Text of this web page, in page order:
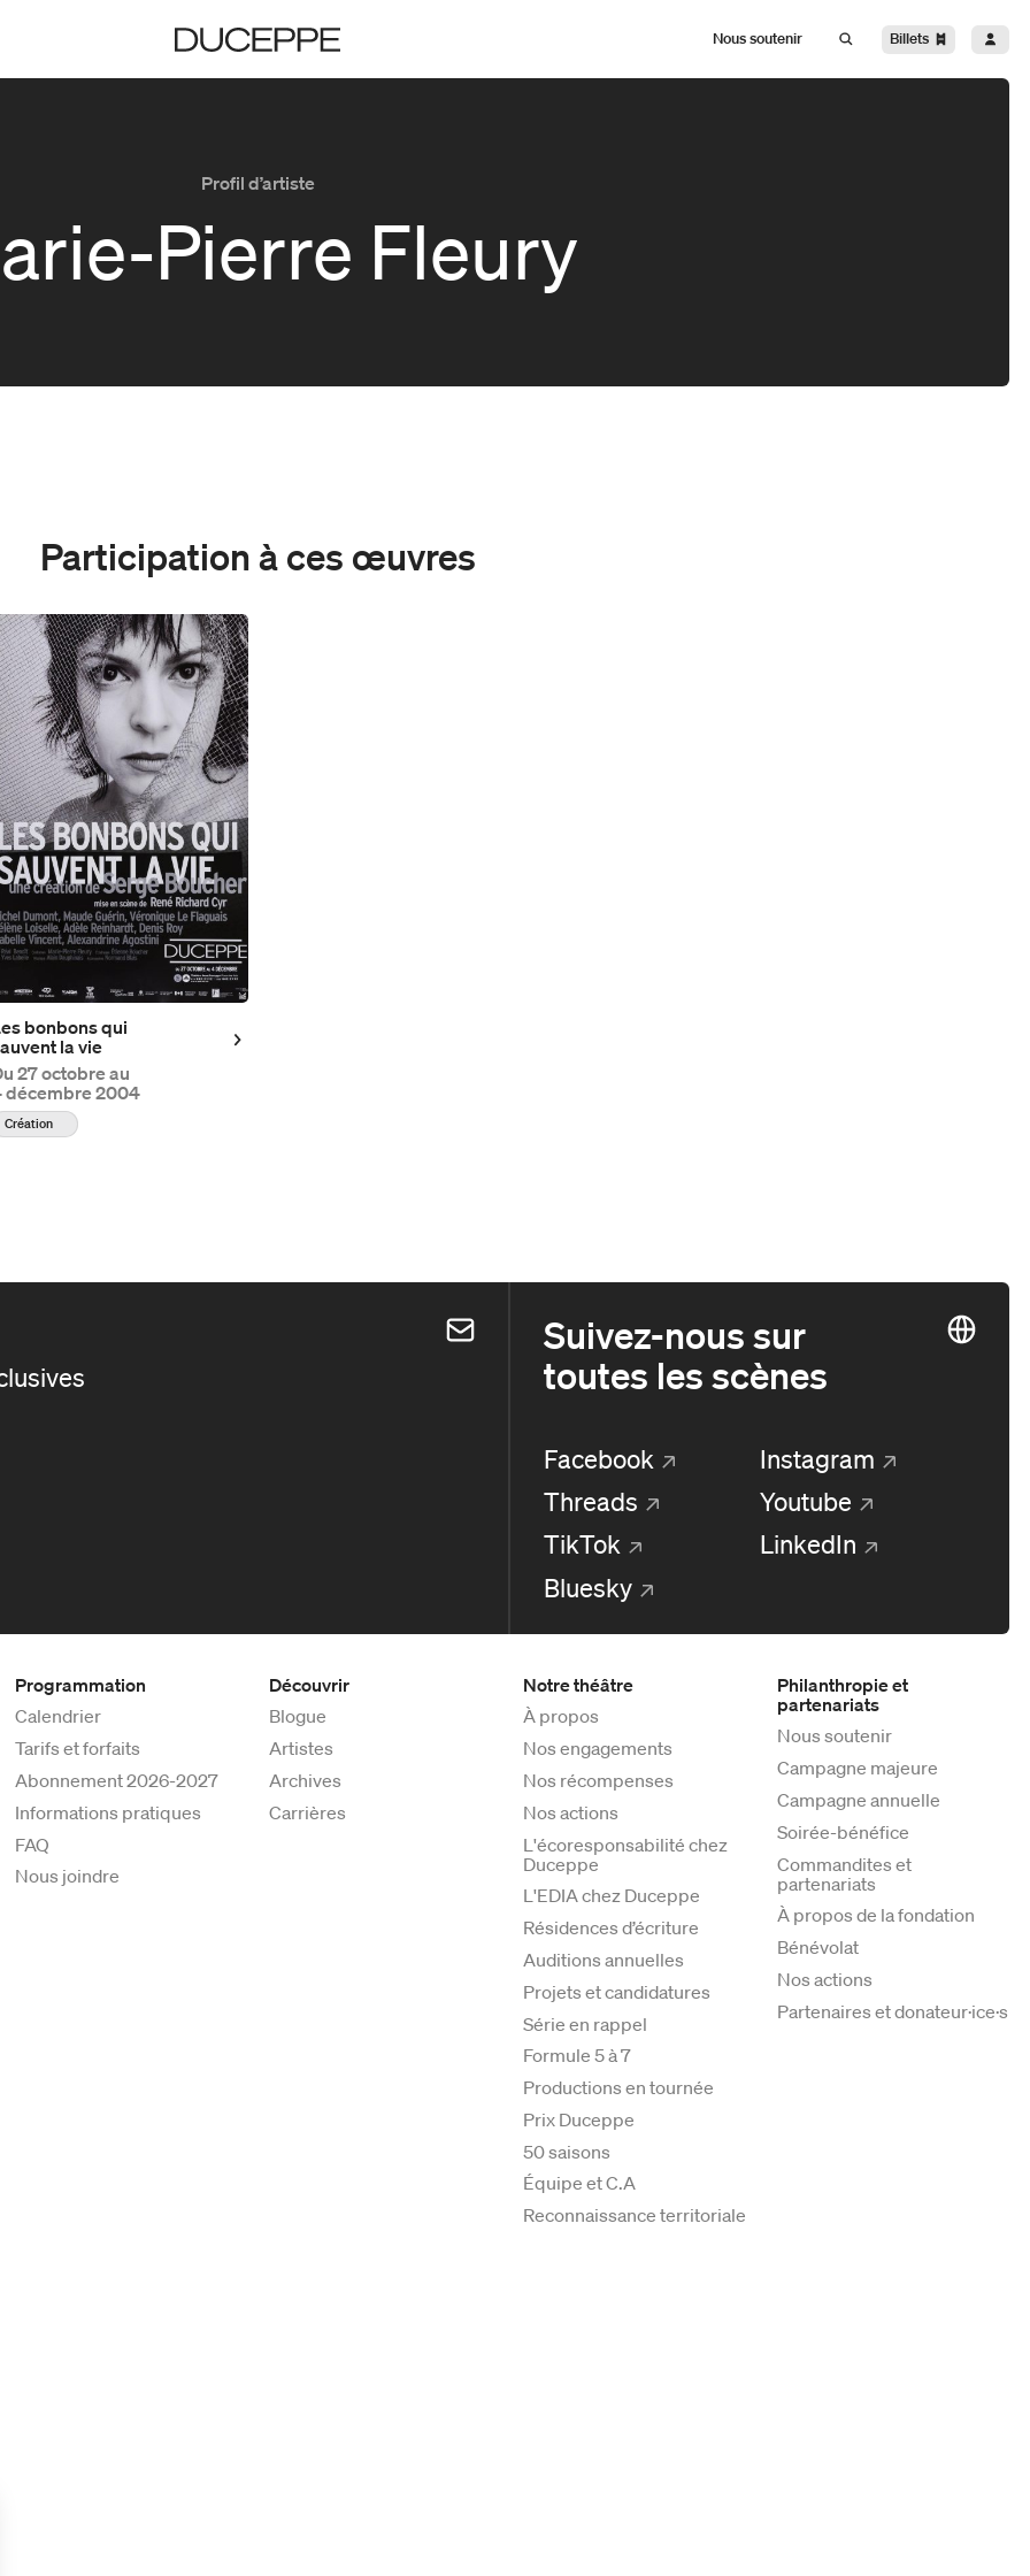
Duceppe
Nous soutenir Billets
Profil d’artiste
Pierre Fleury
Participation à ces œuvres
bonbons qui
la vie
27 octobre au
décembre 2004
Création
Suivez-nous sur
toutes les scènes
Facebook
Instagram
Threads
Youtube
TikTok
LinkedIn
Bluesky
Programmation
Calendrier
Tarifs et forfaits
Abonnement 2026-2027
Informations pratiques
FAQ
Nous joindre
Découvrir
Blogue
Artistes
Archives
Carrières
Notre théâtre
À propos
Nos engagements
Nos récompenses
Nos actions
L'écoresponsabilité chez
Duceppe
L'EDIA chez Duceppe
Résidences d’écriture
Auditions annuelles
Projets et candidatures
Série en rappel
Formule 5 à 7
Productions en tournée
Prix Duceppe
50 saisons
Équipe et C.A
Reconnaissance territoriale
Philanthropie et
partenariats
Nous soutenir
Campagne majeure
Campagne annuelle
Soirée-bénéfice
Commandites et
partenariats
À propos de la fondation
Bénévolat
Nos actions
Partenaires et donateur·ice·s